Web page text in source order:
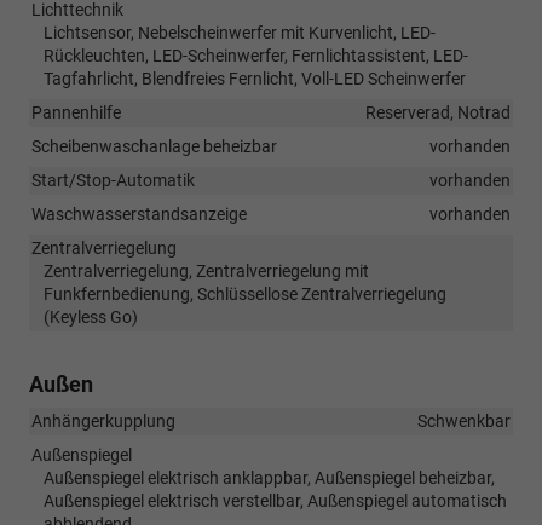
Lichttechnik
Lichtsensor, Nebelscheinwerfer mit Kurvenlicht, LED-
Rückleuchten, LED-Scheinwerfer, Fernlichtassistent, LED-
Tagfahrlicht, Blendfreies Fernlicht, Voll-LED Scheinwerfer
Pannenhilfe
Reserverad, Notrad
Scheibenwaschanlage beheizbar
vorhanden
Start/Stop-Automatik
vorhanden
Waschwasserstandsanzeige
vorhanden
Zentralverriegelung
Zentralverriegelung, Zentralverriegelung mit
Funkfernbedienung, Schlüssellose Zentralverriegelung
(Keyless Go)
Außen
Anhängerkupplung
Schwenkbar
Außenspiegel
Außenspiegel elektrisch anklappbar, Außenspiegel beheizbar,
Außenspiegel elektrisch verstellbar, Außenspiegel automatisch